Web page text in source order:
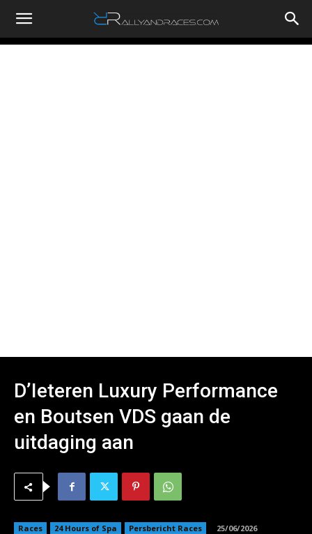
RallyandRaces.com
D’Ieteren Luxury Performance
en Boutsen VDS gaan de
uitdaging aan
Races 24 Hours of Spa Persbericht Races 25/06/2026